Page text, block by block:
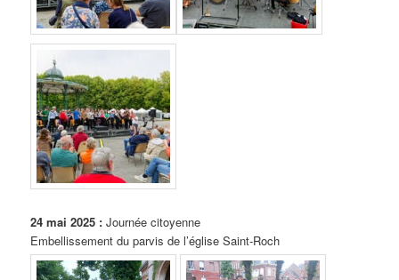
24 mai 2025 :Journée citoyenne
Embellissement du parvis de l’église Saint-Roch